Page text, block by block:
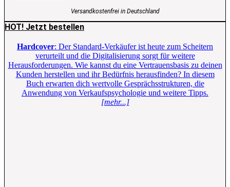
Versandkostenfrei in Deutschland
HOT! Jetzt bestellen
Hardcover: Der Standard-Verkäufer ist heute zum Scheitern
verurteilt und die Digitalisierung sorgt für weitere
Herausforderungen. Wie kannst du eine Vertrauensbasis zu deinen
Kunden herstellen und ihr Bedürfnis herausfinden? In diesem
Buch erwarten dich wertvolle Gesprächsstrukturen, die
Anwendung von Verkaufspsychologie und weitere Tipps.
[mehr...]